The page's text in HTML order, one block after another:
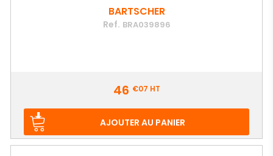
BARTSCHER
Ref. BRA039896
46 €07 HT
AJOUTER AU PANIER